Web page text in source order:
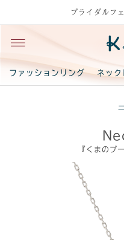
ブライダルフ
ファッションリング ネック
『くまのプ